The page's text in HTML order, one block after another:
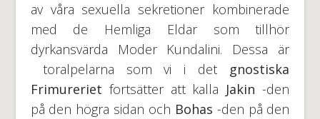
av våra sexuella sekretioner kombinerade
med de Hemliga Eldar som tillhör
dyrkansvärda Moder Kundalini. Dessa är
toralpelarna som vi i det gnostiska
Frimureriet fortsätter att kalla Jakin -den
på den högra sidan och Bohas -den på den